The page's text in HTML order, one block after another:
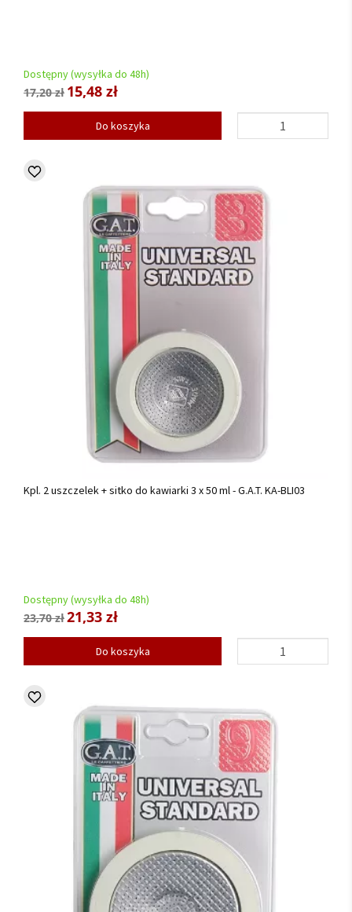
Dostępny (wysyłka do 48h)
17,20 zł 15,48 zł
Do koszyka
Kpl. 2 uszczelek + sitko do kawiarki 3 x 50 ml - G.A.T. KA-BLI03
Dostępny (wysyłka do 48h)
23,70 zł21,33 zł
Do koszyka